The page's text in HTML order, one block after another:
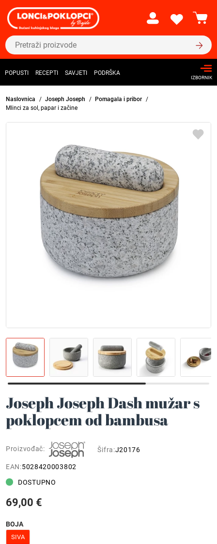
POPUSTI RECEPTI SAVJETI PODRŠKA
IZBORNIK
Naslovnica Joseph Joseph
Pomagala i pribor
Mlinci za sol, papar i začine
Joseph Joseph Dash mužar s
poklopcem od bambusa
Proizvođač: Šifra:J20176
EAN:5028420003802
DOSTUPNO
69,00 €
BOJA
SIVA